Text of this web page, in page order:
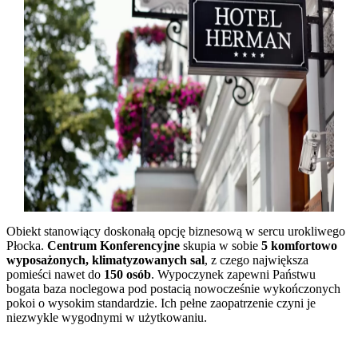
Obiekt stanowiący doskonałą opcję biznesową w sercu urokliwego
Płocka. Centrum Konferencyjne skupia w sobie 5 komfortowo
wyposażonych, klimatyzowanych sal, z czego największa
pomieści nawet do 150 osób. Wypoczynek zapewni Państwu
bogata baza noclegowa pod postacią nowocześnie wykończonych
pokoi o wysokim standardzie. Ich pełne zaopatrzenie czyni je
niezwykle wygodnymi w użytkowaniu.